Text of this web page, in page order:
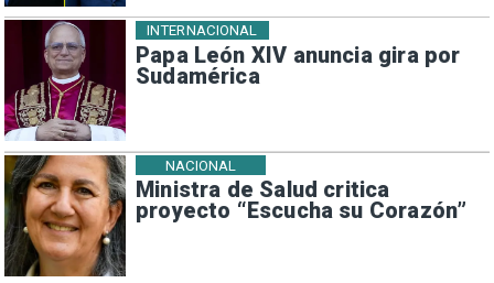
Papa León XIV anuncia gira por
Sudamérica
INTERNACIONAL
Ministra de Salud critica
proyecto “Escucha su Corazón”
NACIONAL